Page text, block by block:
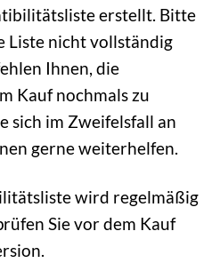
erstellt. Bitte
Liste nicht vollständig
Ihnen, die
Kauf nochmals zu
sich im Zweifelsfall an
gerne weiterhelfen.
wird regelmäßig
Sie vor dem Kauf